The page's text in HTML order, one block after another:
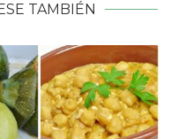
TAMBIÉN